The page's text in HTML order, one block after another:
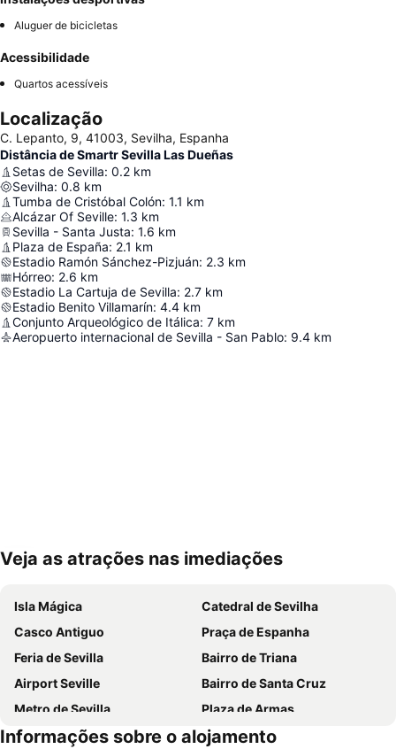
Aluguer de bicicletas
Acessibilidade
Quartos acessíveis
Localização
C. Lepanto, 9, 41003, Sevilha, Espanha
Distância de Smartr Sevilla Las Dueñas
Setas de Sevilla: 0.2 km
Sevilha: 0.8 km
Tumba de Cristóbal Colón: 1.1 km
Alcázar Of Seville: 1.3 km
Sevilla - Santa Justa: 1.6 km
Plaza de España: 2.1 km
Estadio Ramón Sánchez-Pizjuán: 2.3 km
Hórreo: 2.6 km
Estadio La Cartuja de Sevilla: 2.7 km
Estadio Benito Villamarín: 4.4 km
Conjunto Arqueológico de Itálica: 7 km
Aeropuerto internacional de Sevilla - San Pablo: 9.4 km
Ampliar mapa
Veja as atrações nas imediações
Isla Mágica
Catedral de Sevilha
Casco Antiguo
Praça de Espanha
Feria de Sevilla
Bairro de Triana
Airport Seville
Bairro de Santa Cruz
Metro de Sevilla
Plaza de Armas
Los Remedios
Estación de Autobuses Plaza de Armas
Informações sobre o alojamento